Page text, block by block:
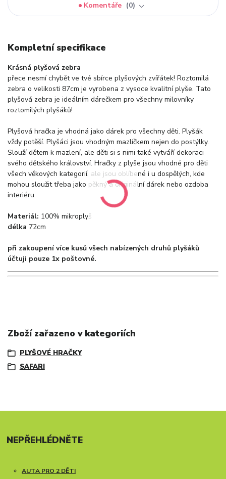
Komentáře
0
Kompletní specifikace
Krásná plyšová zebra
přece nesmí chybět ve tvé sbírce plyšových zvířátek! Roztomilá
zebra o velikosti 87cm je vyrobena z vysoce kvalitní plyše. Tato
plyšová zebra je ideálním dárečkem pro všechny milovníky
roztomilých plyšáků!
Plyšová hračka je vhodná jako dárek pro všechny děti. Plyšák
vždy potěší. Plyšáci jsou vhodným mazlíčkem nejen do postýlky.
Slouží dětem k mazlení, ale děti si s nimi také vytváří dekoraci
svého dětského království. Hračky z plyše jsou vhodné pro děti
všech věkových kategorií, ale jsou oblíbené i u dospělých, kde
mohou sloužit třeba jako pěkný a originální dárek nebo ozdoba
interiéru.
Materiál: 100% mikroplyš
délka 72cm
při zakoupení více kusů všech nabízených druhů plyšáků
účtuji pouze 1x poštovné.
Zboží zařazeno v kategoriích
PLYŠOVÉ HRAČKY
SAFARI
NEPŘEHLÉDNĚTE
AUTA PRO 2 DĚTI